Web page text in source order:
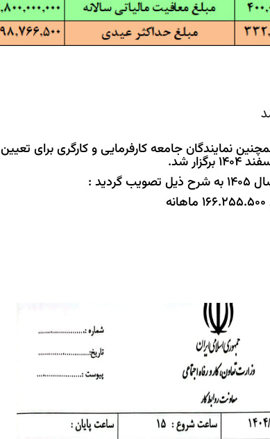
نمایندگان جامعه کارفرمایی و کارگری برای تعیین
: